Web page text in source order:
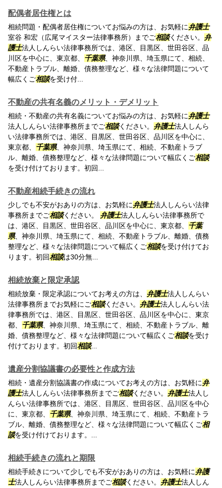
配偶者居住権とは
相続問題・配偶者居住権についてお悩みの方は、お気軽に弁護士
室谷 和宏（広尾マイスター法律事務所）までご相談ください。 弁
護士法人しんらい法律事務所では、港区、目黒区、世田谷区、品
川区を中心に、東京都、 千葉県、神奈川県、埼玉県にて、相続、
不動産トラブル、離婚、債務整理など、様々な法律問題について
幅広くご相談を受け付...
不動産の共有名義のメリット・デメリット
相続・不動産の共有名義についてお悩みの方は、お気軽に弁護士
法人しんらい法律事務所までご相談ください。 弁護士法人しんら
い法律事務所では、港区、目黒区、世田谷区、品川区を中心に、
東京都、 千葉県、神奈川県、埼玉県にて、相続、不動産トラブ
ル、離婚、債務整理など、様々な法律問題について幅広くご相談
を受け付けております。初回...
不動産相続手続きの流れ
少しでも不安がおありの方は、お気軽に弁護士法人しんらい法律
事務所までご相談ください。 弁護士法人しんらい法律事務所で
は、港区、目黒区、世田谷区、品川区を中心に、東京都、 千葉
県、神奈川県、埼玉県にて、相続、不動産トラブル、離婚、債務
整理など、様々な法律問題について幅広くご相談を受け付けてお
ります。初回相談は30分無...
相続放棄と限定承認
相続放棄・限定承認についてお考えの方は、 弁護士法人しんらい
法律事務所までお気軽にご相談ください。 弁護士法人しんらい法
律事務所では、港区、目黒区、世田谷区、品川区を中心に、東京
都、 千葉県、神奈川県、埼玉県にて、相続、不動産トラブル、離
婚、債務整理など、様々な法律問題について幅広くご相談を受け
付けております。初回相談...
遺産分割協議書の必要性と作成方法
相続・遺産分割協議書の作成についてお考えの方は、お気軽に弁
護士法人しんらい法律事務所までご相談ください。 弁護士法人し
んらい法律事務所では、港区、目黒区、世田谷区、品川区を中心
に、東京都、 千葉県、神奈川県、埼玉県にて、相続、不動産トラ
ブル、離婚、債務整理など、様々な法律問題について幅広くご相
談を受け付けております。...
相続手続きの流れと期限
相続手続きについて少しでも不安がおありの方は、お気軽に弁護
士法人しんらい法律事務所までご相談ください。 弁護士法人しん